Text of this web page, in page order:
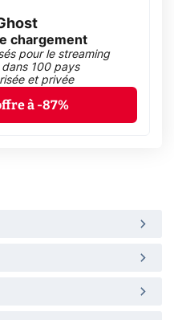
chargement
pour le streaming
dans 100 pays
et privée
à -87%